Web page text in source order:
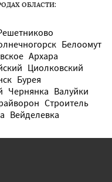
ОБЛАСТИ:
Белоомут
Архара
Циолковский
Бурея
Чернянка Валуйки
Строитель
Вейделевка